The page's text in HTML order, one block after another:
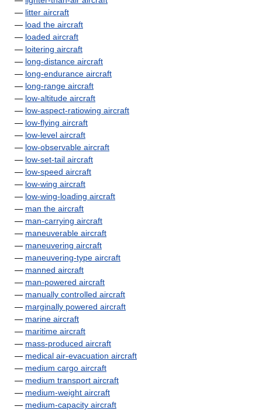
— litter aircraft
— load the aircraft
— loaded aircraft
— loitering aircraft
— long-distance aircraft
— long-endurance aircraft
— long-range aircraft
— low-altitude aircraft
— low-aspect-ratiowing aircraft
— low-flying aircraft
— low-level aircraft
— low-observable aircraft
— low-set-tail aircraft
— low-speed aircraft
— low-wing aircraft
— low-wing-loading aircraft
— man the aircraft
— man-carrying aircraft
— maneuverable aircraft
— maneuvering aircraft
— maneuvering-type aircraft
— manned aircraft
— man-powered aircraft
— manually controlled aircraft
— marginally powered aircraft
— marine aircraft
— maritime aircraft
— mass-produced aircraft
— medical air-evacuation aircraft
— medium cargo aircraft
— medium transport aircraft
— medium-weight aircraft
— medium-capacity aircraft